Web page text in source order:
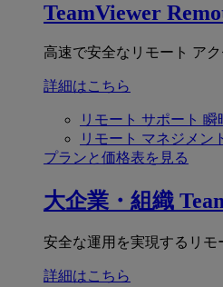
TeamViewer
高速で安全なリモート アク
詳細はこちら
リモート サポート 瞬
リモート マネジメン
プランと価格表を見る
大企業・組織
安全な運用を実現するリモ
詳細はこちら